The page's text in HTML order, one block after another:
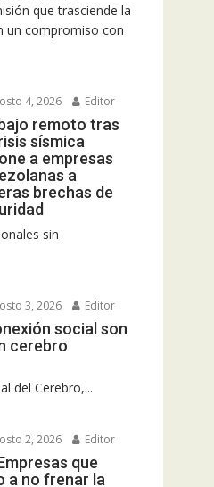
que trasciende la
un compromiso con
4, 2026 Editor
remoto tras
sísmica
a empresas
a
brechas de
sin
3, 2026 Editor
social son
cerebro
del Cerebro,...
2, 2026 Editor
que
a no frenar la